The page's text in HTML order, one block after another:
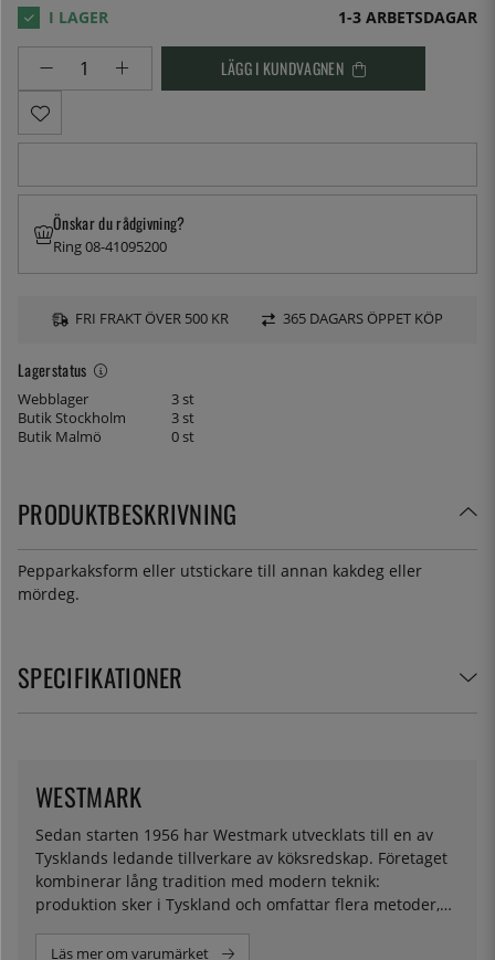
1-3 ARBETSDAGAR
LÄGG I KUNDVAGNEN
Lagerstatus
Webblager
3 st
Butik Stockholm
3 st
Butik Malmö
0 st
Önskar du rådgivning?
Ring 08-41095200
FRI FRAKT ÖVER 500 KR 365 DAGARS ÖPPET KÖP
PRODUKTBESKRIVNING
Pepparkaksform eller utstickare till annan kakdeg eller
mördeg.
SPECIFIKATIONER
Sedan starten 1956 har Westmark utvecklats till en av
Tysklands ledande tillverkare av köksredskap. Företaget
kombinerar lång tradition med modern teknik:
produktion sker i Tyskland och omfattar flera metoder,
samt metallbearbetning.
WESTMARK
Läs mer om varumärket